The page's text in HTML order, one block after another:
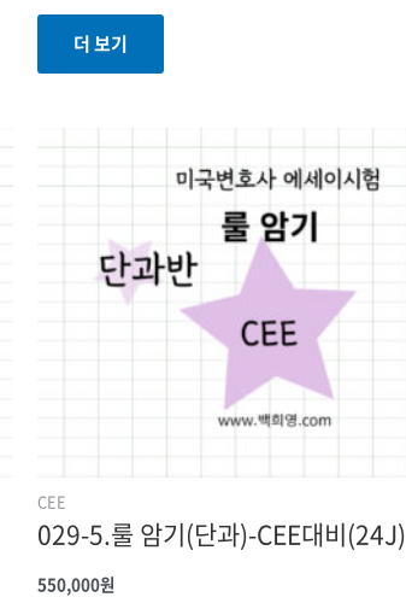
더 보기
CEE
029-5.룰 암기(단과)-CEE대비(24J)
550,000원